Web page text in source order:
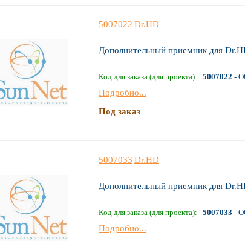
5007022 Dr.HD
Дополнительный приемник для
Код для заказа (для проекта): 5007022 -
Подробно...
Под заказ
5007033 Dr.HD
Дополнительный приемник для
Код для заказа (для проекта): 5007033 -
Подробно...